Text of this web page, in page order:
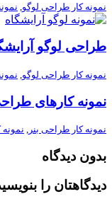
نمونه کار طراحی لوگو
طراحی لوگو
نمونه کار طراحی لوگو
نمونه کارهای
نمونه کار طراحی بنر ,
بدون دیدگاه
دیدگاهتان را